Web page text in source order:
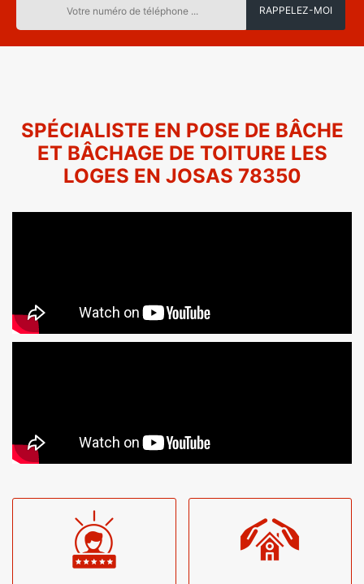
SPÉCIALISTE EN POSE DE BÂCHE
ET BÂCHAGE DE TOITURE LES
LOGES EN JOSAS 78350